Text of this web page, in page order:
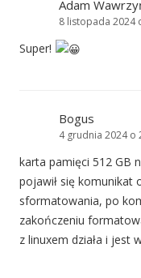
Adam
8 listopada 2024
Super!
Bogus
4 grudnia 2024 o
karta pamięci 512 GB
pojawił się komunikat
sformatowania, po
zakończeniu
z linuxem działa i jest